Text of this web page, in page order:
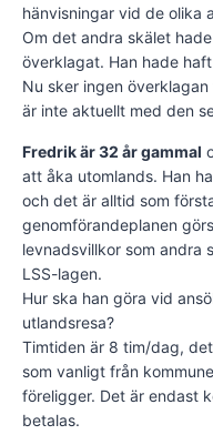
hänvisningar vid de olika
Om det andra skälet
överklagat. Han hade
Nu sker ingen
är inte aktuellt med den
Fredrik är 32 år gammal
att åka utomlands. Han
och det är alltid som
genomförandeplanen
levnadsvillkor som andra
LSS-lagen.
Hur ska han göra vid
utlandsresa?
Timtiden är 8 tim/dag,
som vanligt från
föreligger. Det är endast
betalas.